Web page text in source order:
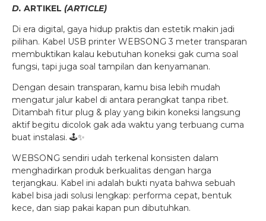
D. ARTIKEL (ARTICLE)
Di era digital, gaya hidup praktis dan estetik makin jadi
pilihan. Kabel USB printer WEBSONG 3 meter transparan
membuktikan kalau kebutuhan koneksi gak cuma soal
fungsi, tapi juga soal tampilan dan kenyamanan.
Dengan desain transparan, kamu bisa lebih mudah
mengatur jalur kabel di antara perangkat tanpa ribet.
Ditambah fitur plug & play yang bikin koneksi langsung
aktif begitu dicolok gak ada waktu yang terbuang cuma
buat instalasi. 🕹️✨
WEBSONG sendiri udah terkenal konsisten dalam
menghadirkan produk berkualitas dengan harga
terjangkau. Kabel ini adalah bukti nyata bahwa sebuah
kabel bisa jadi solusi lengkap: performa cepat, bentuk
kece, dan siap pakai kapan pun dibutuhkan.